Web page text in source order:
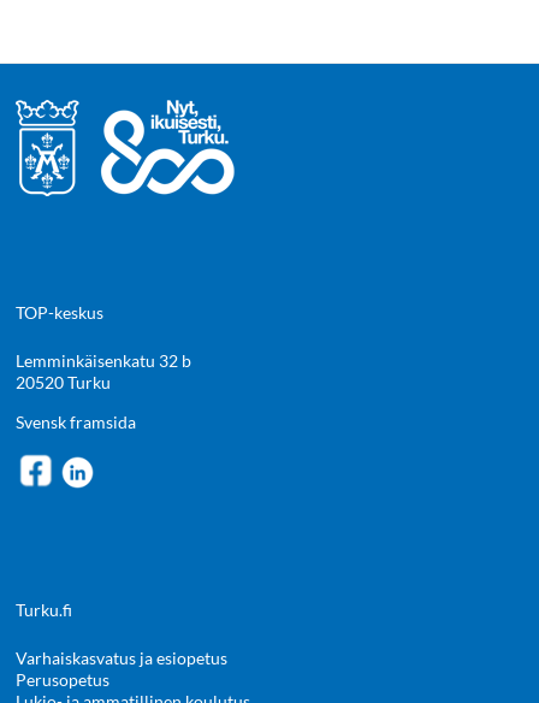
TOP-keskus
Lemminkäisenkatu 32 b
20520 Turku
Svensk framsida
Turku.fi
Varhaiskasvatus ja esiopetus
Perusopetus